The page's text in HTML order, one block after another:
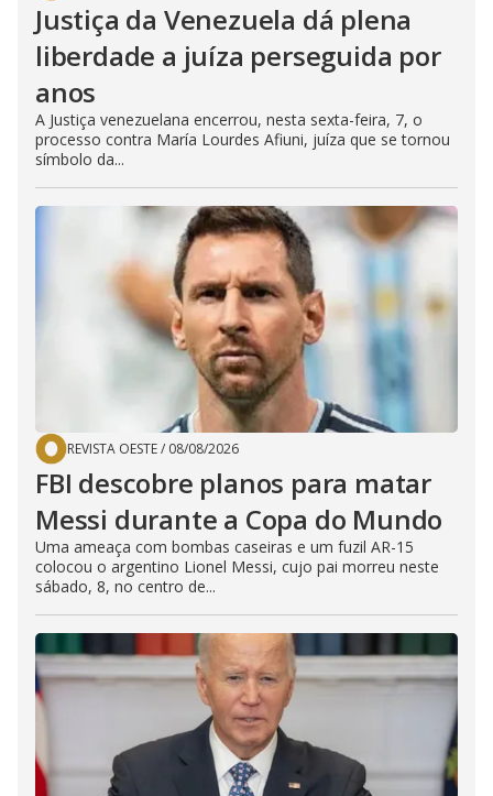
Justiça da Venezuela dá plena
liberdade a juíza perseguida por
anos
A Justiça venezuelana encerrou, nesta sexta-feira, 7, o
processo contra María Lourdes Afiuni, juíza que se tornou
símbolo da...
REVISTA OESTE/ 08/08/2026
FBI descobre planos para matar
Messi durante a Copa do Mundo
Uma ameaça com bombas caseiras e um fuzil AR-15
colocou o argentino Lionel Messi, cujo pai morreu neste
sábado, 8, no centro de...